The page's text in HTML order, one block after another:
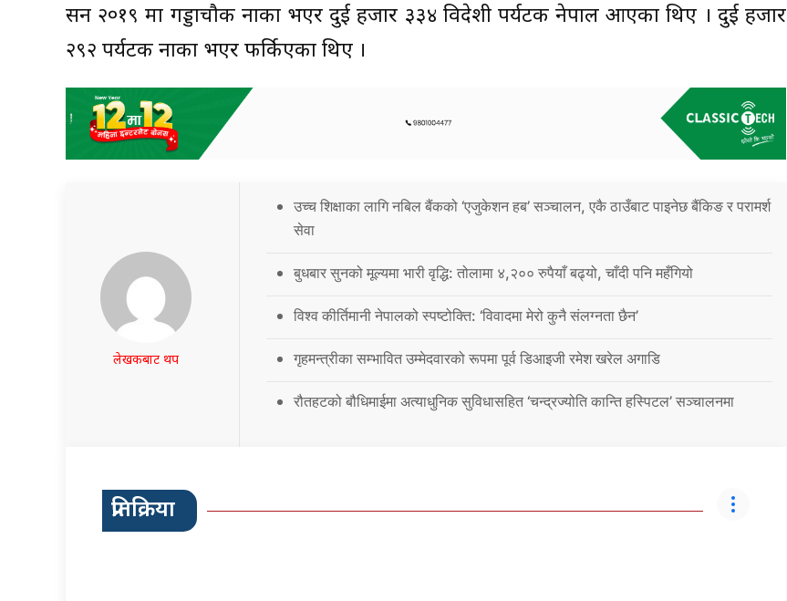
सन २०१९ मा गड्डाचौकी नाका भएर दुई हजार ३३४ विदेशी पर्यटक नेपाल आएका थिए । दुई हजार
२९२ पर्यटक नाका भएर फर्किएका थिए ।
लेखकबाट थप
उच्च शिक्षाका लागि नबिल बैंकको ‘एजुकेशन हब’ सञ्चालन, एकै ठाउँबाट पाइनेछ बैंकिङ र परामर्श
सेवा
बुधबार सुनको मूल्यमा भारी वृद्धि: तोलामा ४,२०० रुपैयाँ बढ्यो, चाँदी पनि महँगियो
विश्व कीर्तिमानी नेपालको स्पष्टोक्ति: ‘विवादमा मेरो कुनै संलग्नता छैन’
गृहमन्त्रीका सम्भावित उम्मेदवारको रूपमा पूर्व डिआइजी रमेश खरेल अगाडि
रौतहटको बौधिमाईमा अत्याधुनिक सुविधासहित ‘चन्द्रज्योति कान्ति हस्पिटल’ सञ्चालनमा
प्रतिक्रिया